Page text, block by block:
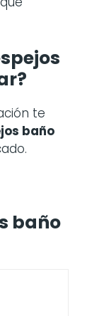
te
baño
baño